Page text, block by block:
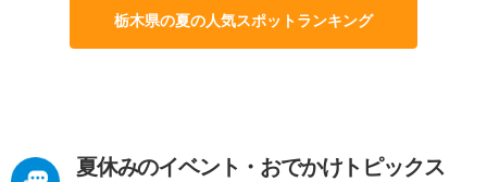
栃木県の夏の人気スポットランキング
夏休みのイベント・おでかけトピックス